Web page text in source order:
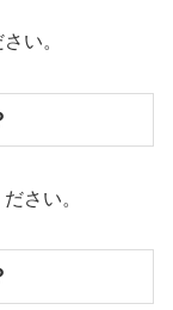
い。
さい。